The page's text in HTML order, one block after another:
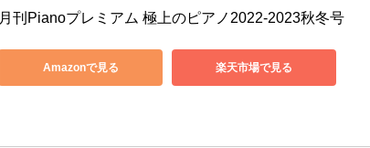
月刊Pianoプレミアム 極上のピアノ2022-2023秋冬号
Amazonで見る 楽天市場で見る